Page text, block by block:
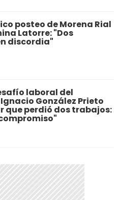
posteo de Morena Rial
Latorre: "Dos
discordia"
laboral del
González Prieto
que perdió dos trabajos: